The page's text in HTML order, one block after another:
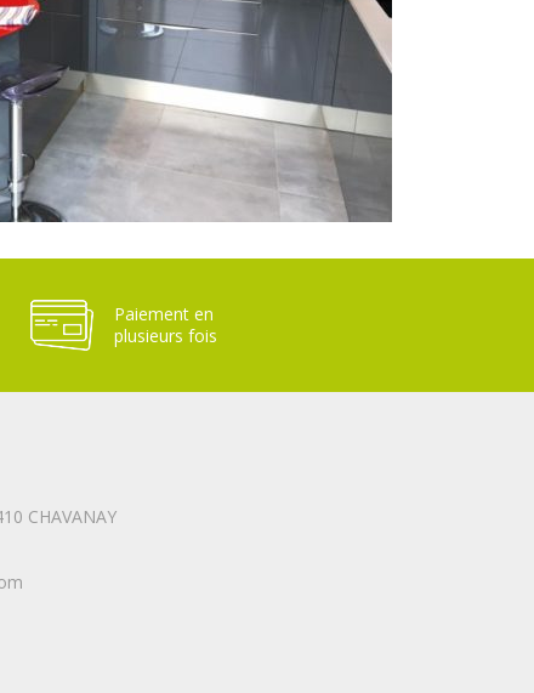
Paiement en
plusieurs fois
CHAVANAY